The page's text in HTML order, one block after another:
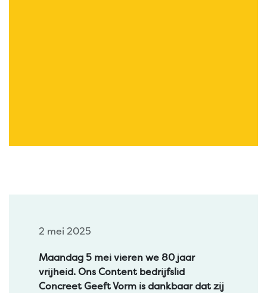
2 mei 2025
Maandag 5 mei vieren we 80 jaar
vrijheid. Ons Content bedrijfslid
Concreet Geeft Vorm is dankbaar dat zij